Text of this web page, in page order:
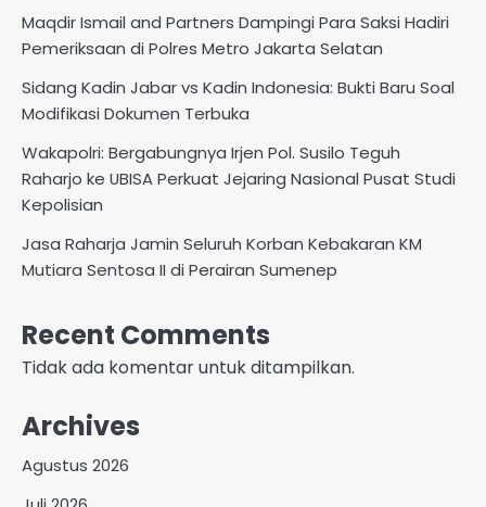
Maqdir Ismail and Partners Dampingi Para Saksi Hadiri
Pemeriksaan di Polres Metro Jakarta Selatan
Sidang Kadin Jabar vs Kadin Indonesia: Bukti Baru Soal
Modifikasi Dokumen Terbuka
Wakapolri: Bergabungnya Irjen Pol. Susilo Teguh
Raharjo ke UBISA Perkuat Jejaring Nasional Pusat Studi
Kepolisian
Jasa Raharja Jamin Seluruh Korban Kebakaran KM
Mutiara Sentosa II di Perairan Sumenep
Recent Comments
Tidak ada komentar untuk ditampilkan.
Archives
Agustus 2026